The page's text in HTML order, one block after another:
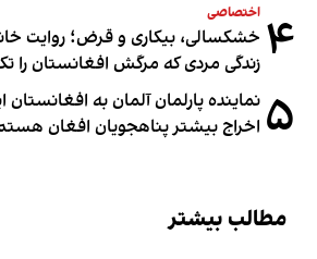
۴ اختصاصی
خشکسالی، بیکاری و قرض؛ روایت
زندگی مردی که مرگش افغانستان را
۵ نماینده پارلمان آلمان به افغانستان
اخراج بیشتر پناهجویان افغان
مطالب بیشتر